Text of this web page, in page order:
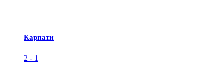
Карпати
2 - 1